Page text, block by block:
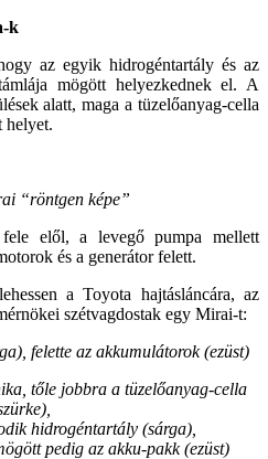
k
az egyik hidrogéntartály és az
mögött helyezkednek el. A
alatt, maga a tüzelőanyag-cella
helyet.
“röntgen képe”
elől, a levegő pumpa mellett
és a generátor felett.
a Toyota hajtásláncára, az
szétvagdostak egy Mirai-t:
felette az akkumulátorok (ezüst)
tőle jobbra a tüzelőanyag-cella
hidrogéntartály (sárga),
pedig az akku-pakk (ezüst)